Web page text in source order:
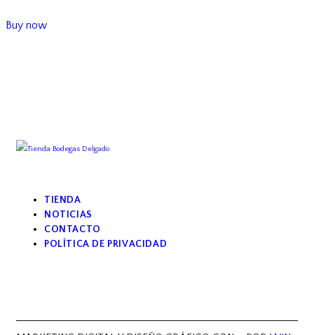
Buy now
TIENDA
NOTICIAS
CONTACTO
POLÍTICA DE PRIVACIDAD